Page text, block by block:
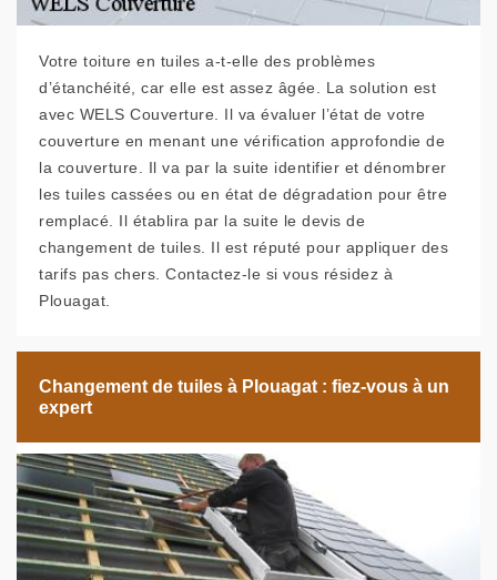
Votre toiture en tuiles a-t-elle des problèmes
d’étanchéité, car elle est assez âgée. La solution est
avec WELS Couverture. Il va évaluer l’état de votre
couverture en menant une vérification approfondie de
la couverture. Il va par la suite identifier et dénombrer
les tuiles cassées ou en état de dégradation pour être
remplacé. Il établira par la suite le devis de
changement de tuiles. Il est réputé pour appliquer des
tarifs pas chers. Contactez-le si vous résidez à
Plouagat.
Changement de tuiles à Plouagat : fiez-vous à un
expert